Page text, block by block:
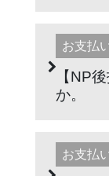
お支払
【NP
か。
お支払